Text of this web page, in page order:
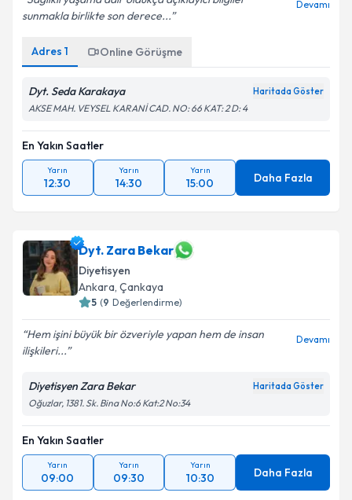
sunmakla birlikte son derece...
Devamı
Adres 1 Online Görüşme
Dyt. Seda Karakaya Haritada Göster
AKSE MAH. VEYSEL KARANİ CAD. NO: 66 KAT: 2 D: 4
En Yakın Saatler
Yarın
12:30
Yarın
14:30
Yarın
15:00 Daha Fazla
Dyt. Zara Bekar
Diyetisyen
Ankara, Çankaya
5 (9 Değerlendirme)
Hem işini büyük bir özveriyle yapan hem de insan
ilişkileri...
Devamı
Diyetisyen Zara Bekar Haritada Göster
Oğuzlar, 1381. Sk. Bina No:6 Kat:2 No:34
En Yakın Saatler
Yarın
09:00
Yarın
09:30
Yarın
10:30 Daha Fazla